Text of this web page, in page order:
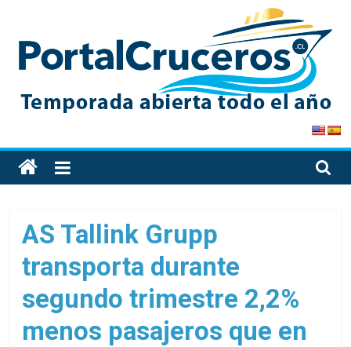
content
PortalCruceros
Toda
la
cruceros
en
solo
AS Tallink Grupp
transporta durante
segundo trimestre 2,2%
menos pasajeros que en